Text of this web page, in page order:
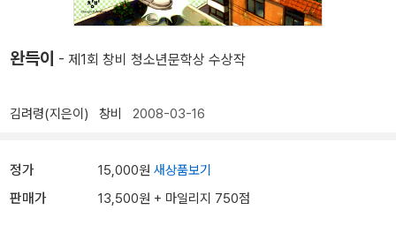
완득이 - 제1회 창비 청소년문학상 수상작
김려령(지은이) 창비 2008-03-16
정가 15,000원 새상품보기
판매가 13,500원 + 마일리지 750점